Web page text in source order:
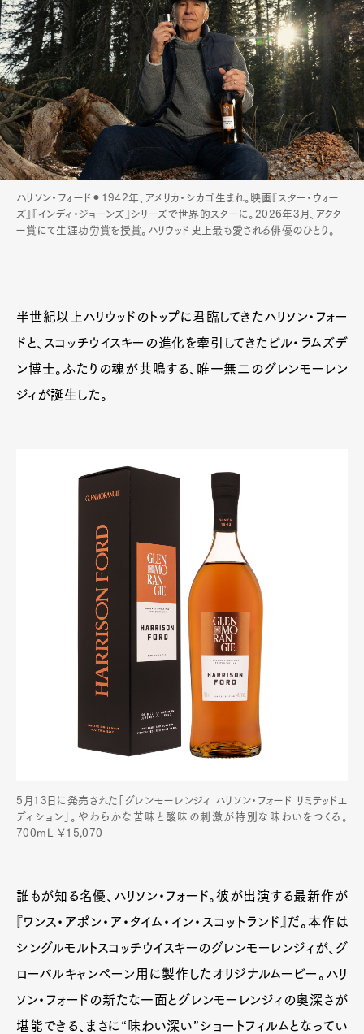
ハリソン・フォード⚫︎1942年、アメリカ・シカゴ生まれ。映画『スター・ウォー
ズ』『インディ・ジョーンズ』シリーズで世界的スターに。2026年3月、アクタ
ー賞にて生涯功労賞を授賞。ハリウッド史上最も愛される俳優のひとり。
半世紀以上ハリウッドのトップに君臨してきたハリソン・フォー
ドと、スコッチウイスキーの進化を牽引してきたビル・ラムズデ
ン博士。ふたりの魂が共鳴する、唯一無二のグレンモーレン
ジィが誕生した。
5月13日に発売された「グレンモーレンジィ ハリソン・フォード リミテッドエ
ディション」。やわらかな苦味と酸味の刺激が特別な味わいをつくる。
700mL ￥15,070
誰もが知る名優、ハリソン・フォード。彼が出演する最新作が
『ワンス・アポン・ア・タイム・イン・スコットランド』だ。本作は
シングルモルトスコッチウイスキーのグレンモーレンジィが、グ
ローバルキャンペーン用に製作したオリジナルムービー。ハリ
ソン・フォードの新たな一面とグレンモーレンジィの奥深さが
堪能できる、まさに“味わい深い”ショートフィルムとなってい